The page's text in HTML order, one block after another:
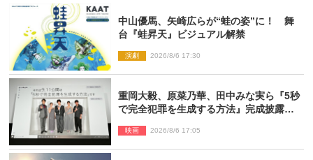
中山優馬、矢崎広らが“蛙の姿”に！ 舞
台『蛙昇天』ビジュアル解禁
演劇 2026/8/6 17:30
重岡大毅、原菜乃華、田中みな実ら『5秒
で完全犯罪を生成する方法』完成披露に
映画 2026/8/6 17:05